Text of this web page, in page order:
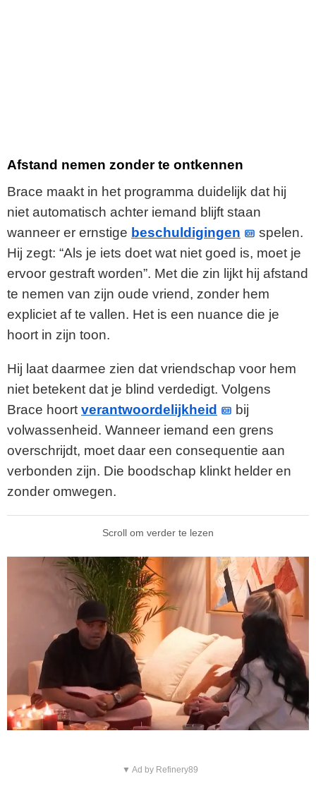
Afstand nemen zonder te ontkennen
Brace maakt in het programma duidelijk dat hij
niet automatisch achter iemand blijft staan
wanneer er ernstige beschuldigingen
spelen.
Hij zegt: “Als je iets doet wat niet goed is, moet je
ervoor gestraft worden”. Met die zin lijkt hij afstand
te nemen van zijn oude vriend, zonder hem
expliciet af te vallen. Het is een nuance die je
hoort in zijn toon.
Hij laat daarmee zien dat vriendschap voor hem
niet betekent dat je blind verdedigt. Volgens
Brace hoort verantwoordelijkheid
bij
volwassenheid. Wanneer iemand een grens
overschrijdt, moet daar een consequentie aan
verbonden zijn. Die boodschap klinkt helder en
zonder omwegen.
Scroll om verder te lezen
▼ Ad by Refinery89